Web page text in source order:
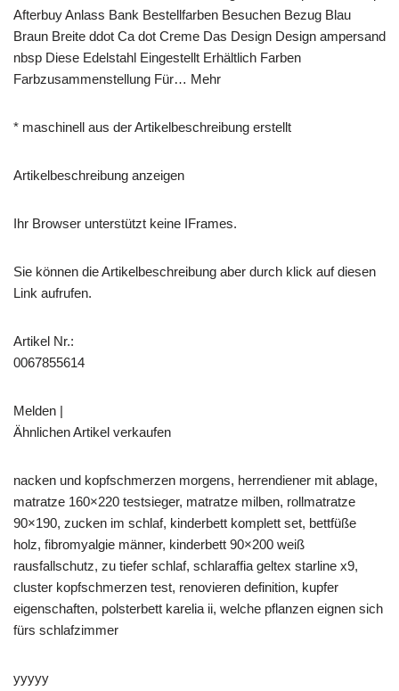
Afterbuy Anlass Bank Bestellfarben Besuchen Bezug Blau
Braun Breite ddot Ca dot Creme Das Design Design ampersand
nbsp Diese Edelstahl Eingestellt Erhältlich Farben
Farbzusammenstellung Für… Mehr
* maschinell aus der Artikelbeschreibung erstellt
Artikelbeschreibung anzeigen
Ihr Browser unterstützt keine IFrames.
Sie können die Artikelbeschreibung aber durch klick auf diesen
Link aufrufen.
Artikel Nr.:
0067855614
Melden |
Ähnlichen Artikel verkaufen
nacken und kopfschmerzen morgens, herrendiener mit ablage,
matratze 160×220 testsieger, matratze milben, rollmatratze
90×190, zucken im schlaf, kinderbett komplett set, bettfüße
holz, fibromyalgie männer, kinderbett 90×200 weiß
rausfallschutz, zu tiefer schlaf, schlaraffia geltex starline x9,
cluster kopfschmerzen test, renovieren definition, kupfer
eigenschaften, polsterbett karelia ii, welche pflanzen eignen sich
fürs schlafzimmer
yyyyy